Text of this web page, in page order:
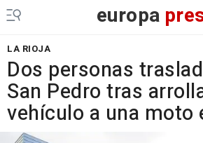
europa
LA RIOJA
Dos personas
San Pedro tras
vehículo a una moto